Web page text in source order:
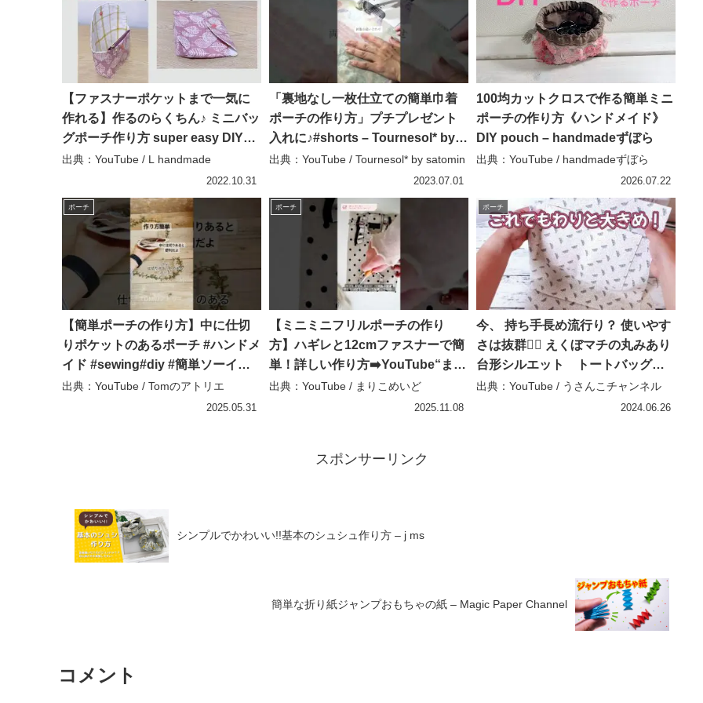
【ファスナーポケットまで一気に
作れる】作るのらくちん♪ ミニバッ
グポーチ作り方 super easy DIY
mini bag pouch with zipper
出典：YouTube / L handmade
2022.10.31
「裏地なし一枚仕立ての簡単巾着
ポーチの作り方」プチプレゼント
入れに♪#shorts – Tournesol* by
satomin
出典：YouTube / Tournesol* by satomin
2023.07.01
100均カットクロスで作る簡単ミニ
ポーチの作り方《ハンドメイド》
DIY pouch – handmadeずぼら
出典：YouTube / handmadeずぼら
2026.07.22
ポーチ
【簡単ポーチの作り方】中に仕切
りポケットのあるポーチ #ハンドメ
イド #sewing#diy #簡単ソーイン
グ #ポーチ作り方 – Tomのアトリ
出典：YouTube / Tomのアトリエ
2025.05.31
ポーチ
【ミニミニフリルポーチの作り
方】ハギレと12cmファスナーで簡
単！詳しい作り方➡️YouTube“まり
こめいど”をみてね♡ #ハンドメイ
ド #Handmade#ポーチ作り方 #ミ
出典：YouTube / まりこめいど
2025.11.08
ポーチ
今、 持ち手長め流行り？ 使いやす
さは抜群🙆‍♀️ えくぼマチの丸みあり
台形シルエット トートバッグの
作り方 肩かけしないから-１２
㎝ tote bag tutorial – うさんこチ
出典：YouTube / うさんこチャンネル
2024.06.26
スポンサーリンク
シンプルでかわいい!!基本のシュシュ作り方 – j ms
簡単な折り紙ジャンプおもちゃの紙 – Magic Paper Channel
コメント